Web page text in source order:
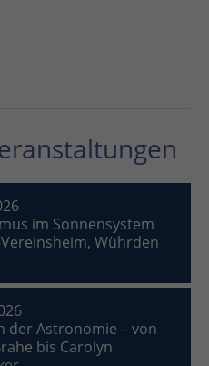
im Sonnensystem
Vereinsheim, Wührden
der Astronomie – von
bis Carolyn